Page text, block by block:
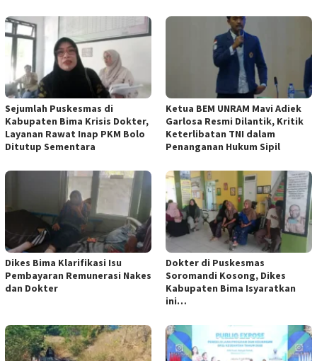
Sejumlah Puskesmas di
Kabupaten Bima Krisis Dokter,
Layanan Rawat Inap PKM Bolo
Ditutup Sementara
Ketua BEM UNRAM Mavi Adiek
Garlosa Resmi Dilantik, Kritik
Keterlibatan TNI dalam
Penanganan Hukum Sipil
Dikes Bima Klarifikasi Isu
Pembayaran Remunerasi Nakes
dan Dokter
Dokter di Puskesmas
Soromandi Kosong, Dikes
Kabupaten Bima Isyaratkan
ini…